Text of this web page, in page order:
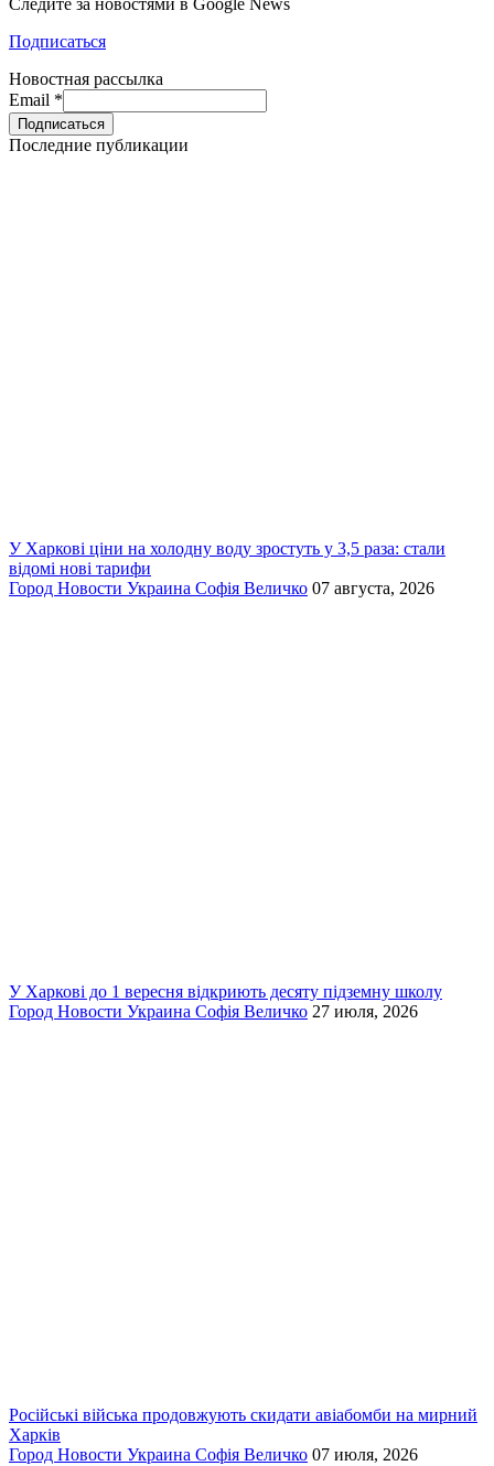
Следите за новостями в Google News
Подписаться
Новостная рассылка
Email *
Последние публикации
У Харкові ціни на холодну воду зростуть у 3,5 раза: стали
відомі нові тарифи
Город Новости Украина Софія Величко 07 августа, 2026
У Харкові до 1 вересня відкриють десяту підземну школу
Город Новости Украина Софія Величко 27 июля, 2026
Російські війська продовжують скидати авіабомби на мирний
Харків
Город Новости Украина Софія Величко 07 июля, 2026